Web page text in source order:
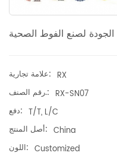
لصنع الفوط الصحية
علامة تجارية: RX
رقم الصنف.: RX-SN07
دفع: T/T, L/C
أصل المنتج: China
اللون: Customized